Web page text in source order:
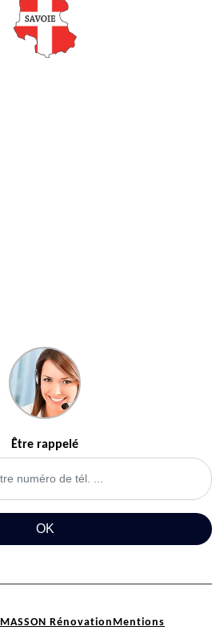
Être rappelé
MASSON Rénovation Mentions